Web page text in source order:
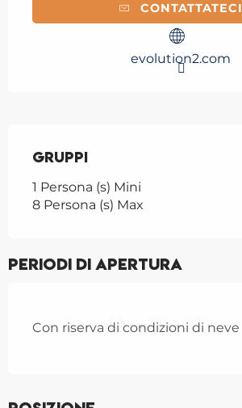
CONTATTATECI
evolution2.com
Gruppi
Gruppi
1 Persona (s) Mini
8 Persona (s) Max
Periodi di apertura
Con riserva di condizioni di neve